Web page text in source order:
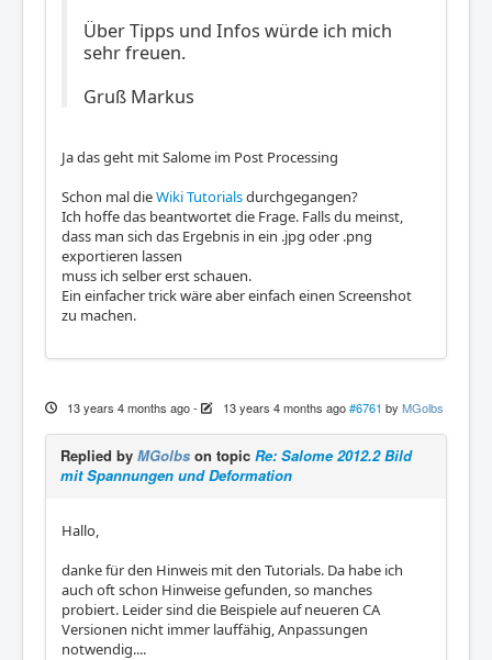
Über Tipps und Infos würde ich mich
sehr freuen.
Gruß Markus
Ja das geht mit Salome im Post Processing
Schon mal dieWiki Tutorialsdurchgegangen?
Ich hoffe das beantwortet die Frage. Falls du meinst,
dass man sich das Ergebnis in ein .jpg oder .png
exportieren lassen
muss ich selber erst schauen.
Ein einfacher trick wäre aber einfach einen Screenshot
zu machen.
13 years 4 months ago- 13 years 4 months ago #6761 by MGolbs
Replied by MGolbs on topic Re: Salome 2012.2 Bild
mit Spannungen und Deformation
Hallo,
danke für den Hinweis mit den Tutorials. Da habe ich
auch oft schon Hinweise gefunden, so manches
probiert. Leider sind die Beispiele auf neueren CA
Versionen nicht immer lauffähig, Anpassungen
notwendig....